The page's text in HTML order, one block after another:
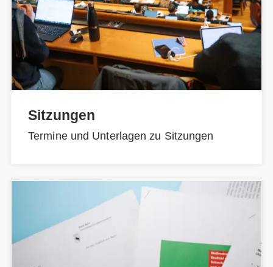
Sitzungen
Termine und Unterlagen zu Sitzungen